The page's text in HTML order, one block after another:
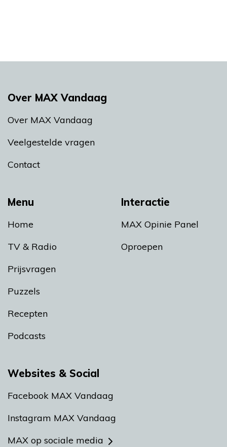
Menu
Home
TV & Radio
Prijsvragen
Puzzels
Recepten
Podcasts
Interactie
MAX Opinie Panel
Oproepen
Over MAX Vandaag
Over MAX Vandaag
Veelgestelde vragen
Contact
Websites & Social
Facebook MAX Vandaag
Instagram MAX Vandaag
MAX op sociale media